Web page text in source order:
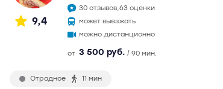
9,4
30 отзывов,63 оценки
может выезжать
можно дистанционно
от 3 500 руб. / 90 мин.
Отрадное 11 мин